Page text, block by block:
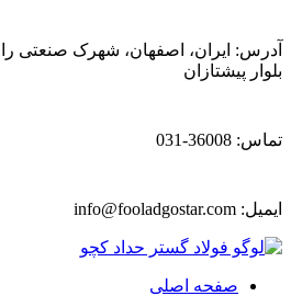
بلوار پیشتازان
تماس: 36008-031
ایمیل: info@fooladgostar.com
صفحه اصلی